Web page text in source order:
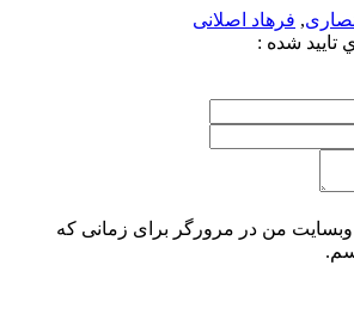
, فرهاد اصلانی
تاييد شده :
وبسایت من در مرورگر برای زمانی که